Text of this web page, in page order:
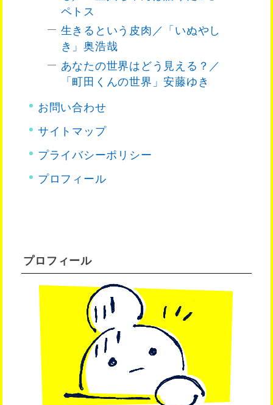
ペトス
生きるという皮肉／「いぬやし
き」奥浩哉
あなたの世界はどう見える？／
「町田くんの世界」安藤ゆき
お問い合わせ
サイトマップ
プライバシーポリシー
プロフィール
プロフィール